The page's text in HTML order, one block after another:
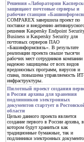
Решения «Лаборатории
защищают почтовые серверы и
рабочие станции
COMPAREX завершила проект по
поставке и внедрению
решения Kaspersky Endpoint
Business и Kaspersky Security для
почтовых серверов ПАО
«Башинформсвязь». В результате
реализации проекта свыше тысячи
рабочих мест сотрудников компании
надежно защищены от всех видов
вредоносных программ, вирусов и
спама, повышена управляемость
инфраструктуры.
Пилотный проект создания
в России архива для хранения
подлинников электронных
документов стартует в
области
Целью данного проекта является
создание первого в России архива, в
котором будут храниться как
традиционные бумажные, так и
подлинники электронных